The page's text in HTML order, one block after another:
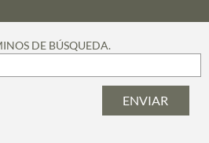
DE BÚSQUEDA.